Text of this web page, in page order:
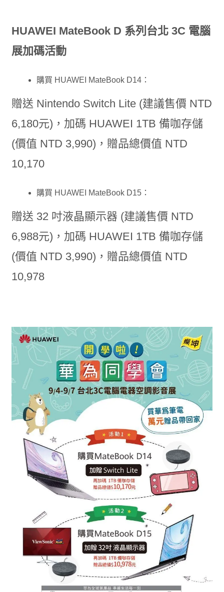
HUAWEI MateBook D 系列台北 3C 電腦
展加碼活動
購買 HUAWEI MateBook D14：
贈送 Nintendo Switch Lite (建議售價 NTD
6,180元)，加碼 HUAWEI 1TB 備咖存儲
(價值 NTD 3,990)，贈品總價值 NTD
10,170
購買 HUAWEI MateBook D15：
贈送 32 吋液晶顯示器 (建議售價 NTD
6,988元)，加碼 HUAWEI 1TB 備咖存儲
(價值 NTD 3,990)，贈品總價值 NTD
10,978